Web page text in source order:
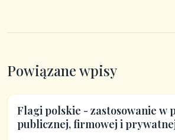
Powiązane wpisy
Flagi polskie - zastosowanie w
publicznej, firmowej i